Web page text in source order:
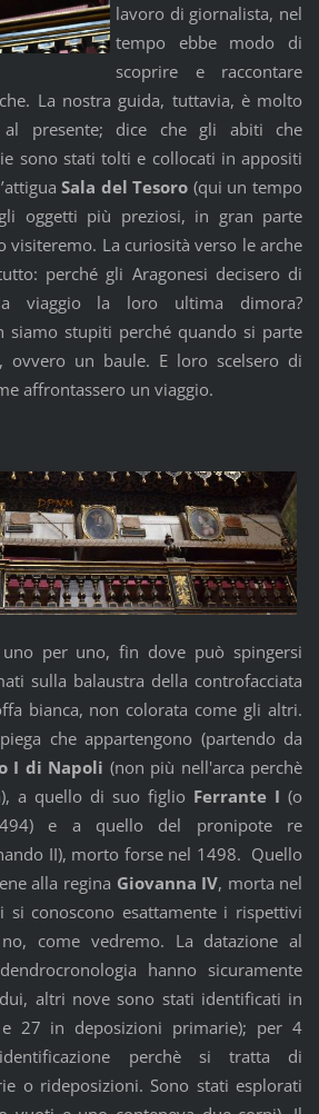
lavoro di giornalista, nel
tempo ebbe modo di
scoprire e raccontare
La nostra guida, tuttavia, è molto
presente; dice che gli abiti che
sono stati tolti e collocati in appositi
Sala del Tesoro (qui un tempo
oggetti più preziosi, in gran parte
visiteremo. La curiosità verso le arche
perché gli Aragonesi decisero di
viaggio la loro ultima dimora?
siamo stupiti perché quando si parte
ovvero un baule. E loro scelsero di
affrontassero un viaggio.
per uno, fin dove può spingersi
sulla balaustra della controfacciata
bianca, non colorata come gli altri.
che appartengono (partendo da
I di Napoli (non più nell'arca perchè
a quello di suo figlio Ferrante I (o
e a quello del pronipote re
II), morto forse nel 1498. Quello
alla regina Giovanna IV, morta nel
si conoscono esattamente i rispettivi
come vedremo. La datazione al
hanno sicuramente
altri nove sono stati identificati in
27 in deposizioni primarie); per 4
perchè si tratta di
o rideposizioni. Sono stati esplorati